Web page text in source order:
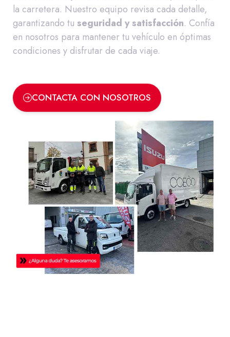
la carretera. Nuestro equipo revisa cada detalle,
garantizando tu seguridad y satisfacción. Confía
en nosotros para mantener tu vehículo en óptimas
condiciones y disfrutar de cada viaje.
CONTACTA CON NOSOTROS